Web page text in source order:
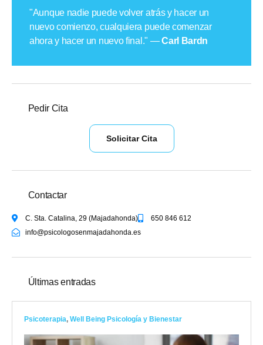
"Aunque nadie puede volver atrás y hacer un
nuevo comienzo, cualquiera puede comenzar
ahora y hacer un nuevo final." —Carl Bardn
Pedir Cita
Solicitar Cita
Contactar
C. Sta. Catalina, 29 (Majadahonda)
650 846 612
info@psicologosenmajadahonda.es
Últimas entradas
Psicoterapia, Well Being Psicología y Bienestar